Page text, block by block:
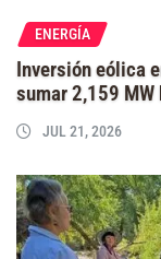
ENERGÍA
Inversión eólica
sumar 2,159
JUL 21, 2026